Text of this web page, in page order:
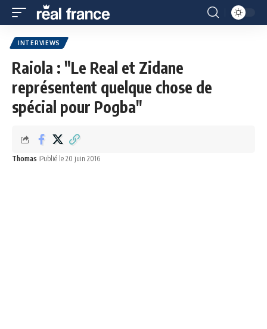
INTERVIEWS
Raiola : "Le Real et Zidane
représentent quelque chose de
spécial pour Pogba"
Thomas Publié le 20 juin 2016